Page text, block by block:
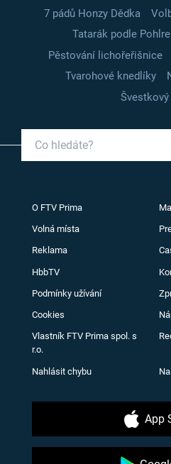
7 pádů Honzy Dědka
Tatarák podle
Pěstování lichořeřišnice
Tvarohové knedlíky
O FTV Prima
Volná místa
Reklama
HbbTV
Podmínky užívání
Cookies
Vlastník FTV Prima spol. s
r.o.
Nahlásit chybu
App